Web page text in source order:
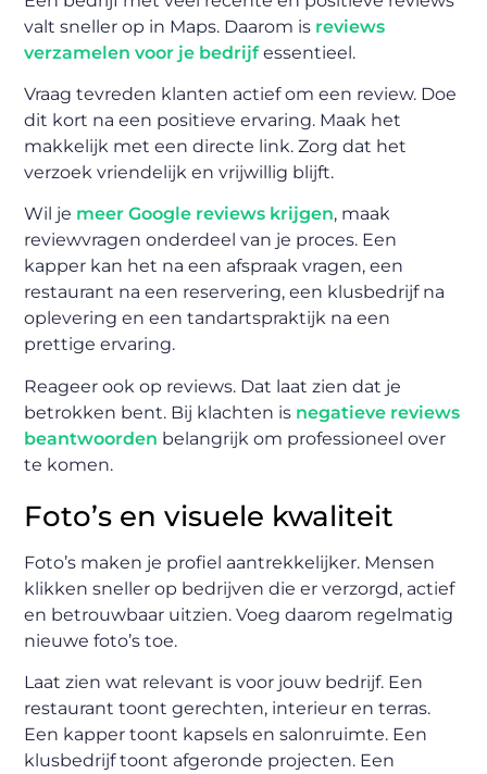
valt sneller op in Maps. Daarom is reviews
verzamelen voor je bedrijfessentieel.
Vraag tevreden klanten actief om een review. Doe
dit kort na een positieve ervaring. Maak het
makkelijk met een directe link. Zorg dat het
verzoek vriendelijk en vrijwillig blijft.
Wil je meer Google reviews krijgen, maak
reviewvragen onderdeel van je proces. Een
kapper kan het na een afspraak vragen, een
restaurant na een reservering, een klusbedrijf na
oplevering en een tandartspraktijk na een
prettige ervaring.
Reageer ook op reviews. Dat laat zien dat je
betrokken bent. Bij klachten is negatieve reviews
beantwoorden belangrijk om professioneel over
te komen.
Foto’s en visuele kwaliteit
Foto’s maken je profiel aantrekkelijker. Mensen
klikken sneller op bedrijven die er verzorgd, actief
en betrouwbaar uitzien. Voeg daarom regelmatig
nieuwe foto’s toe.
Laat zien wat relevant is voor jouw bedrijf. Een
restaurant toont gerechten, interieur en terras.
Een kapper toont kapsels en salonruimte. Een
klusbedrijf toont afgeronde projecten. Een